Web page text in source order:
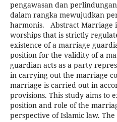
pengawasan dan
dalam rangka mewujudkan
harmonis. Abstract Marriage
worships that is strictly
existence of a marriage
position for the validity of a
guardian acts as a party
in carrying out the marriage
marriage is carried out in
provisions. This study aims to
position and role of the
perspective of Islamic law.